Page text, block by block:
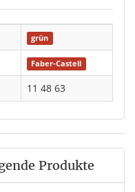
grün
Faber-Castell
11 48 63
Produkte